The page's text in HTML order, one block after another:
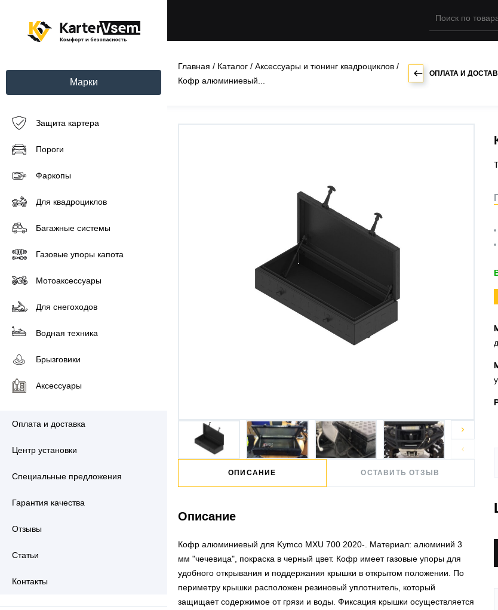
Марки
Защита картера
Пороги
Фаркопы
Для квадроциклов
Багажные системы
Газовые упоры капота
Мотоаксессуары
Для снегоходов
Водная техника
Брызговики
Аксессуары
Оплата и доставка
Центр установки
Специальные предложения
Гарантия качества
Отзывы
Статьи
Контакты
Главная / Каталог / Аксессуары и тюнинг квадроциклов /
Кофр алюминиевый...
ОПЛАТА И


ОПИСАНИЕ
Описание
Кофр алюминиевый для Kymco MXU 700 2020-. Материал: алюминий 3
мм "чечевица", покраска в черный цвет. Кофр имеет газовые упоры для
удобного открывания и поддержания крышки в открытом положении. По
периметру крышки расположен резиновый уплотнитель, который
защищает содержимое от грязи и воды. Фиксация крышки осуществляется
ОСТАВИТЬ ОТЗЫВ